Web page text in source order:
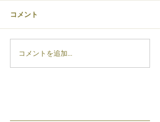
コメント
コメントを追加…